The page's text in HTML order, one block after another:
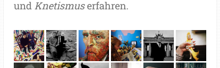
und Knetismuserfahren.